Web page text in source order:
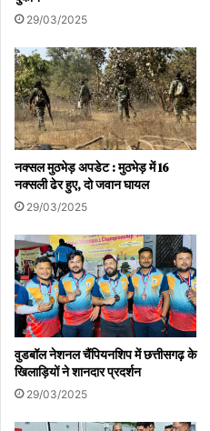
29/03/2025
नक्सल मुठभेड़ अपडेट : मुठभेड़ में 16
नक्सली ढेर हुए, दो जवान घायल
29/03/2025
वुडबॉल नेशनल चैंपियनशिप में छत्तीसगढ़ के
खिलाड़ियों ने शानदार प्रदर्शन
29/03/2025